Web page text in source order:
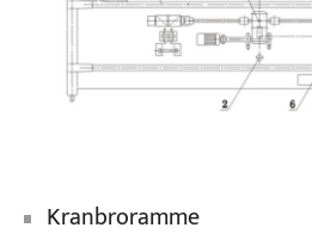
Kranbroramme